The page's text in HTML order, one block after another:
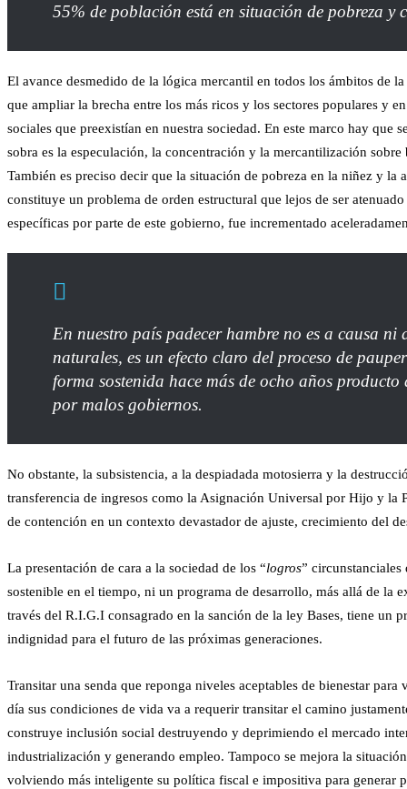
55% de población está en situación de pobreza y
El avance desmedido de la lógica mercantil en todos los ámbitos de
que ampliar la brecha entre los más ricos y los sectores populares y
sociales que preexistían en nuestra sociedad. En este marco hay que
sobra es la especulación, la concentración y la mercantilización
También es preciso decir que la situación de pobreza en la niñez y la
constituye un problema de orden estructural que lejos de ser
específicas por parte de este gobierno, fue incrementado
En nuestro país padecer hambre no es a causa ni
naturales, es un efecto claro del proceso de
forma sostenida hace más de ocho años
por malos gobiernos.
No obstante, la subsistencia, a la despiadada motosierra y la
transferencia de ingresos como la Asignación Universal por Hijo y la
de contención en un contexto devastador de ajuste, crecimiento del
La presentación de cara a la sociedad de los “logros”
sostenible en el tiempo, ni un programa de desarrollo, más allá de la
través del R.I.G.I consagrado en la sanción de la ley Bases, tiene un
indignidad para el futuro de las próximas generaciones.
Transitar una senda que reponga niveles aceptables de bienestar
día sus condiciones de vida va a requerir transitar el camino
construye inclusión social destruyendo y deprimiendo el mercado
industrialización y generando empleo. Tampoco se mejora la
volviendo más inteligente su política fiscal e impositiva para generar